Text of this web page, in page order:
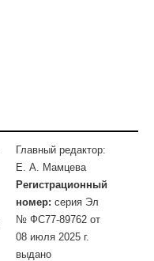
Главный редактор:
Е. А. Мамцева
Регистрационный
номер: серия Эл
№ ФС77-89762 от
08 июля 2025 г.
выдано